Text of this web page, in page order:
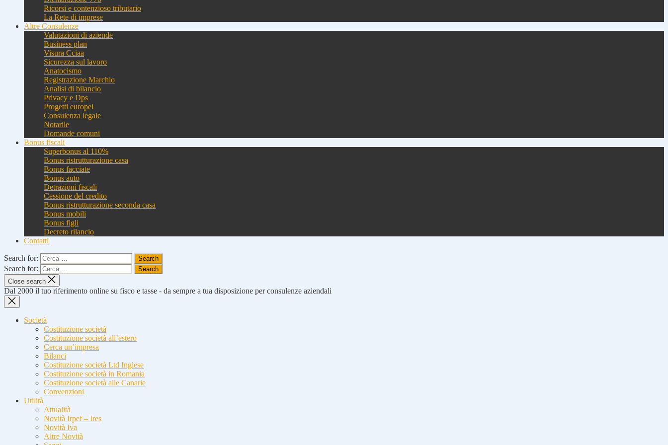
Ricorsi e contenzioso tributario
La Rete di imprese
Altre Consulenze
Valutazioni di aziende
Business plan
Visura Cciaa
Sicurezza sul lavoro
Anatocismo
Registrazione Marchio
Analisi di bilancio
Privacy e Dps
Progetti europei
Consulenza legale
Notarile
Domande comuni
Bonus fiscali
Superbonus al 110%
Bonus ristrutturazione casa
Bonus facciate
Bonus auto
Detrazioni fiscali
Cessione del credito
Bonus ristrutturazione seconda casa
Bonus mobili
Bonus figli
Decreto rilancio
Contatti
Search for:
Search for:
Close search
Dal 2000 il tuo riferimento online su fisco e tasse - da sempre a tua disposizione per consulenze aziendali
Società
Costituzione società
Costituzione società all’estero
Cerca un’impresa
Bilanci
Costituzione società Ltd Inglese
Costituzione società in Romania
Costituzione società alle Canarie
Convenzioni
Utilità
Attualità
Novità Irpef – Ires
Novità Iva
Altre Novità